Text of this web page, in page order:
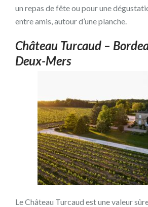
un repas de fête ou pour une
entre amis, autour d’une planche.
Château Turcaud –
Deux-Mers
Le Château Turcaud est une valeur